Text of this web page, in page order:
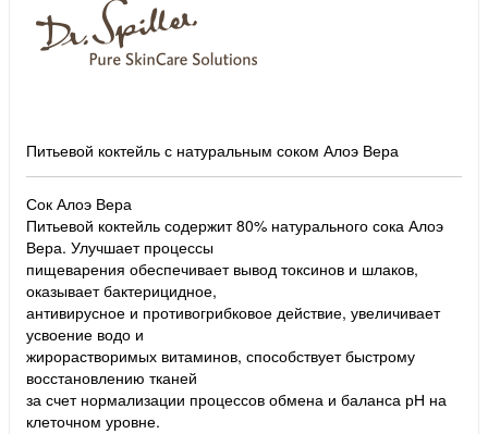
Питьевой коктейль с натуральным соком Алоэ Вера
Сок Алоэ Вера
Питьевой коктейль содержит 80% натурального сока Алоэ
Вера. Улучшает процессы
пищеварения обеспечивает вывод токсинов и шлаков,
оказывает бактерицидное,
антивирусное и противогрибковое действие, увеличивает
усвоение водо и
жирорастворимых витаминов, способствует быстрому
восстановлению тканей
за счет нормализации процессов обмена и баланса рН на
клеточном уровне.